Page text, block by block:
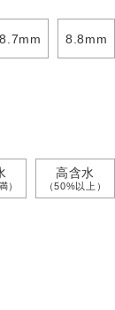
8.7mm 8.8mm
）
高含水
（50%以上）